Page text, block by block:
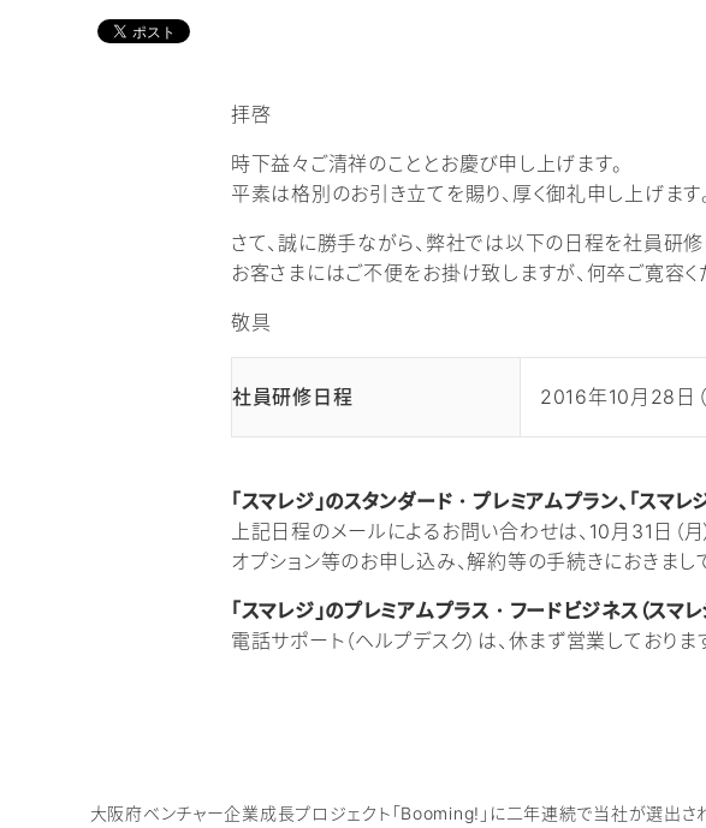
拝啓
時下益々ご清祥のこととお慶び申し上げます。
平素は格別のお引き立てを賜り、厚く御礼申し上げます
さて、誠に勝手ながら、弊社では以下の日程を社員研
お客さまにはご不便をお掛け致しますが、何卒ご寛容く
敬具
社員研修日程 2016年10月28日（
「スマレジ」のスタンダード・プレミアムプラン、「スマ
上記日程のメールによるお問い合わせは、10月31日（
オプション等のお申し込み、解約等の手続きにおきまし
「スマレジ」のプレミアムプラス・フードビジネス（ス
電話サポート（ヘルプデスク）は、休まず営業しており
大阪府ベンチャー企業成長プロジェクト「Booming!」に二年連続で当社が選出さ